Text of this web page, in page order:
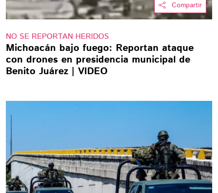
Compartir
NO SE REPORTAN HERIDOS
Michoacán bajo fuego: Reportan ataque
con drones en presidencia municipal de
Benito Juárez | VIDEO